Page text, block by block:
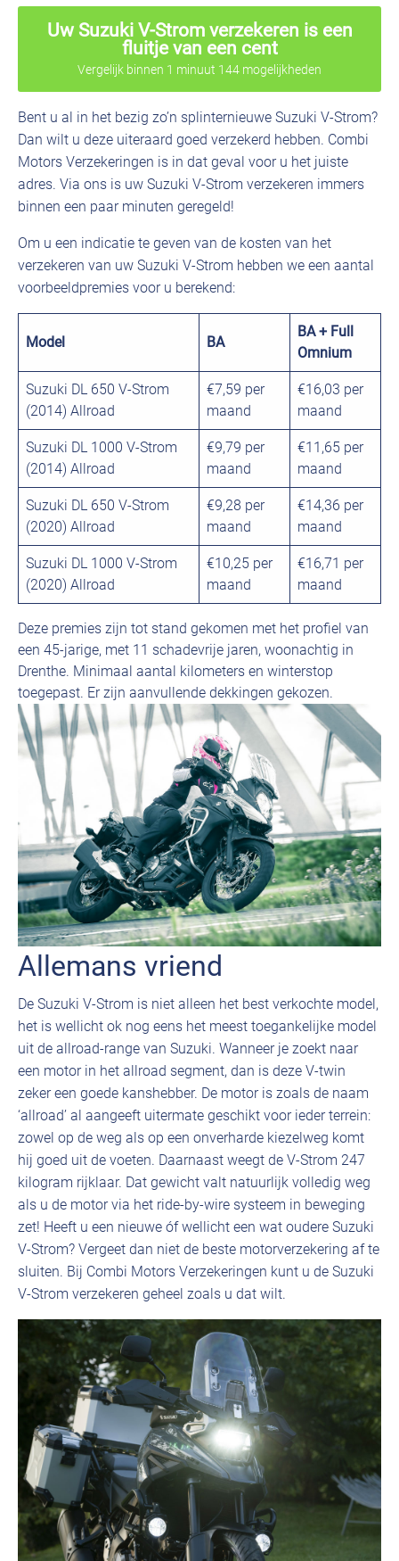
Uw Suzuki V-Strom verzekeren is een
fluitje van een cent
Vergelijk binnen 1 minuut 144 mogelijkheden
Bent u al in het bezig zo’n splinternieuwe Suzuki V-Strom?
Dan wilt u deze uiteraard goed verzekerd hebben. Combi
Motors Verzekeringen is in dat geval voor u het juiste
adres. Via ons is uw Suzuki V-Strom verzekeren immers
binnen een paar minuten geregeld!
Om u een indicatie te geven van de kosten van het
verzekeren van uw Suzuki V-Strom hebben we een aantal
voorbeeldpremies voor u berekend:
Model BA
BA + Full
Omnium
Suzuki DL 650 V-Strom
(2014) Allroad
€7,59 per
maand
€16,03 per
maand
Suzuki DL 1000 V-Strom
(2014) Allroad
€9,79 per
maand
€11,65 per
maand
Suzuki DL 650 V-Strom
(2020) Allroad
€9,28 per
maand
€14,36 per
maand
Suzuki DL 1000 V-Strom
(2020) Allroad
€10,25 per
maand
€16,71 per
maand
Deze premies zijn tot stand gekomen met het profiel van
een 45-jarige, met 11 schadevrije jaren, woonachtig in
Drenthe. Minimaal aantal kilometers en winterstop
toegepast. Er zijn aanvullende dekkingen gekozen.
Allemans vriend
De Suzuki V-Strom is niet alleen het best verkochte model,
het is wellicht ok nog eens het meest toegankelijke model
uit de allroad-range van Suzuki. Wanneer je zoekt naar
een motor in het allroad segment, dan is deze V-twin
zeker een goede kanshebber. De motor is zoals de naam
‘allroad’ al aangeeft uitermate geschikt voor ieder terrein:
zowel op de weg als op een onverharde kiezelweg komt
hij goed uit de voeten. Daarnaast weegt de V-Strom 247
kilogram rijklaar. Dat gewicht valt natuurlijk volledig weg
als u de motor via het ride-by-wire systeem in beweging
zet! Heeft u een nieuwe óf wellicht een wat oudere Suzuki
V-Strom? Vergeet dan niet de beste motorverzekering af te
sluiten. Bij Combi Motors Verzekeringen kunt u de Suzuki
V-Strom verzekeren geheel zoals u dat wilt.